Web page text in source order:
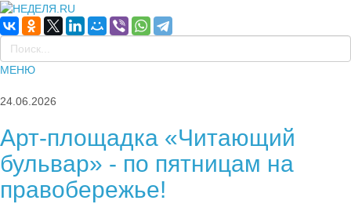
МЕНЮ
24.06.2026
Арт-площадка «Читающий
бульвар» - по пятницам на
правобережье!